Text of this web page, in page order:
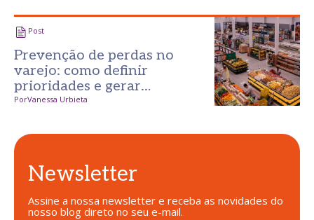
Post
Prevenção de perdas no
varejo: como definir
prioridades e gerar
resultados desde o primeiro
PorVanessa Urbieta
Newsletter
Assine a nossa newsletter e receba as novidades do
nosso blog direto no seu e-mail.